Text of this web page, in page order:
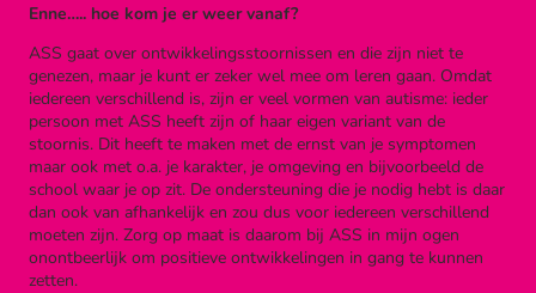
Enne….. hoe kom je er weer vanaf?
ASS gaat over ontwikkelingsstoornissen en die zijn niet te
genezen, maar je kunt er zeker wel mee om leren gaan. Omdat
iedereen verschillend is, zijn er veel vormen van autisme: ieder
persoon met ASS heeft zijn of haar eigen variant van de
stoornis. Dit heeft te maken met de ernst van je symptomen
maar ook met o.a. je karakter, je omgeving en bijvoorbeeld de
school waar je op zit. De ondersteuning die je nodig hebt is daar
dan ook van afhankelijk en zou dus voor iedereen verschillend
moeten zijn. Zorg op maat is daarom bij ASS in mijn ogen
onontbeerlijk om positieve ontwikkelingen in gang te kunnen
zetten.